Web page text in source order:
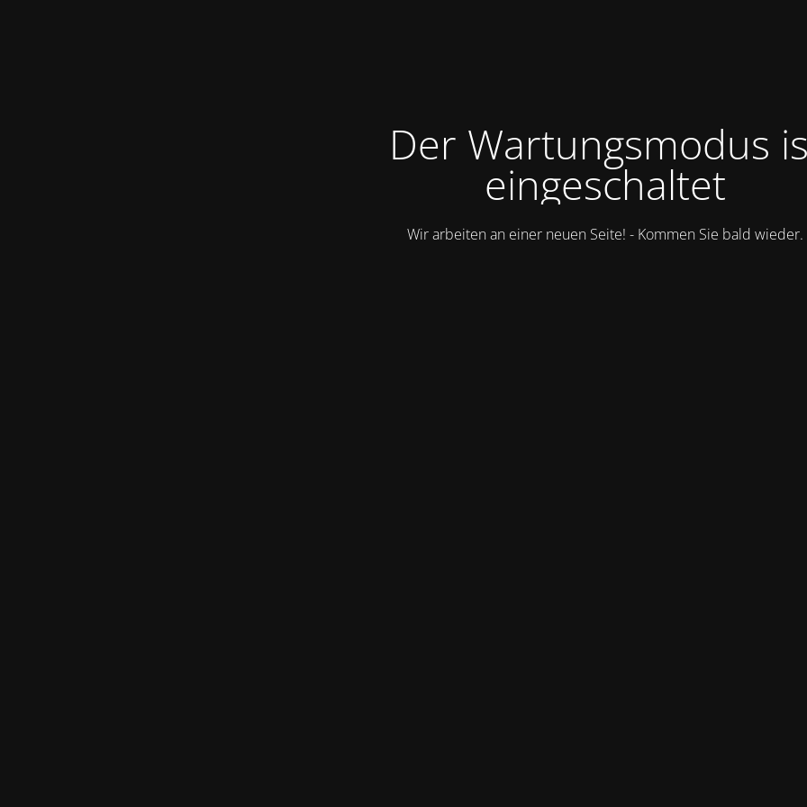
Der Wartungsmodus
eingeschaltet
Wir arbeiten an einer neuen Seite! - Kommen Sie bald wieder.